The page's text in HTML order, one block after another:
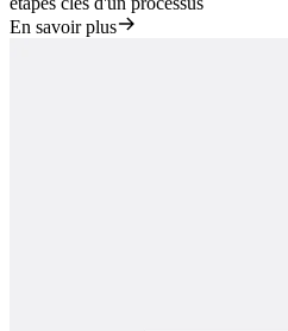
En savoir plus